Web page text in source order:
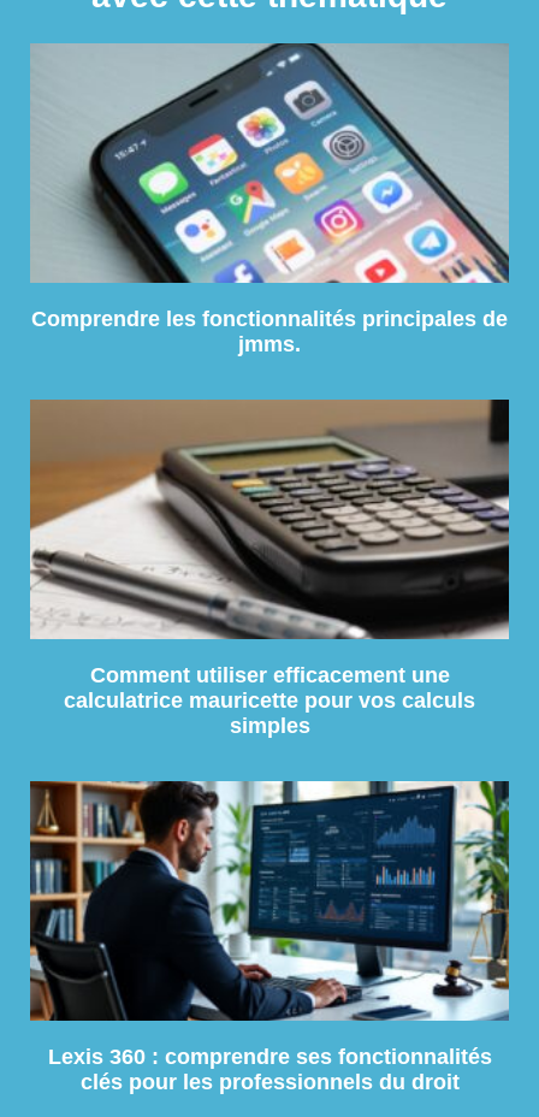
Comprendre les fonctionnalités principales de
jmms.
Comment utiliser efficacement une
calculatrice mauricette pour vos calculs
simples
Lexis 360 : comprendre ses fonctionnalités
clés pour les professionnels du droit